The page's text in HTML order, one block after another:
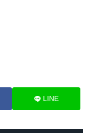
LINE